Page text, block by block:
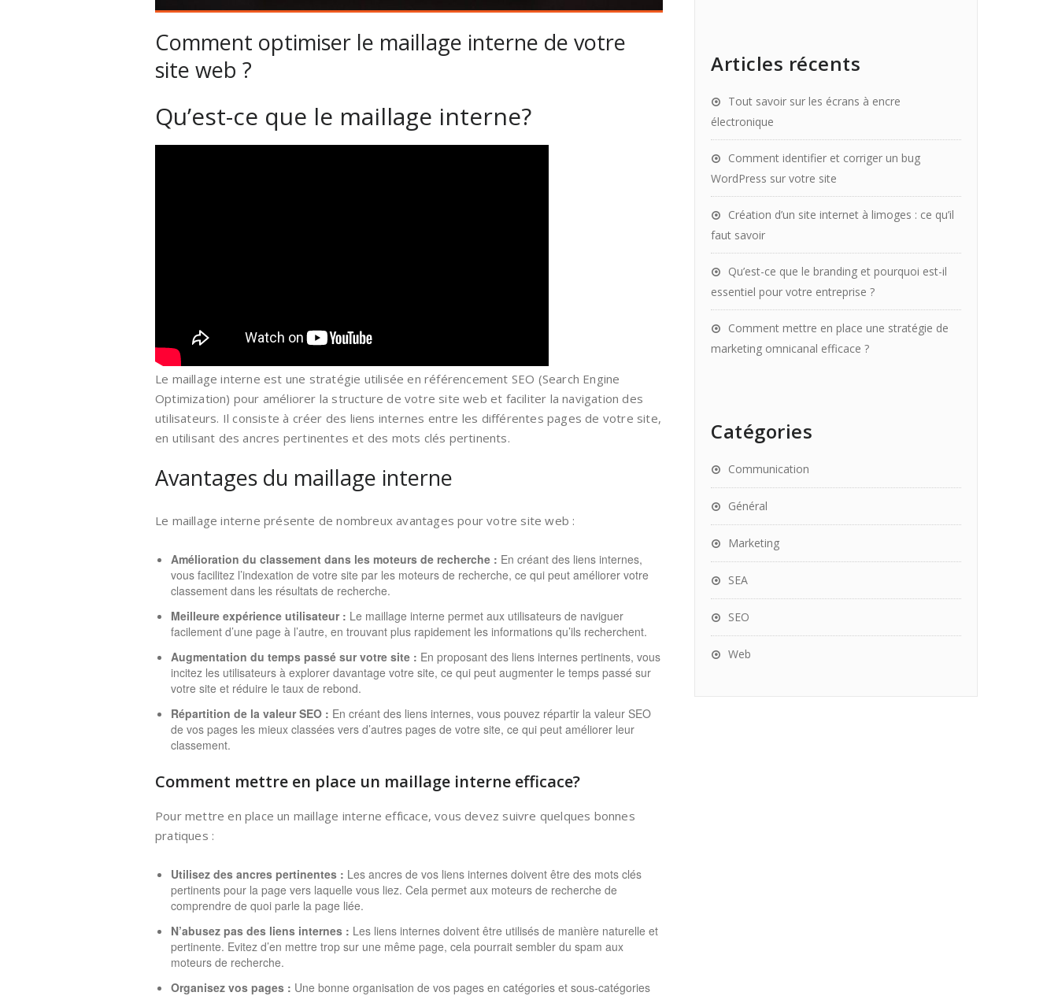
Comment optimiser le maillage interne de votre
site web ?
Qu’est-ce que le maillage interne?
Le maillage interne est une stratégie utilisée en référencement SEO (Search Engine
Optimization) pour améliorer la structure de votre site web et faciliter la navigation des
utilisateurs. Il consiste à créer des liens internes entre les différentes pages de votre site,
en utilisant des ancres pertinentes et des mots clés pertinents.
Avantages du maillage interne
Le maillage interne présente de nombreux avantages pour votre site web :
Amélioration du classement dans les moteurs de recherche : En créant des liens internes,
vous facilitez l’indexation de votre site par les moteurs de recherche, ce qui peut améliorer votre
classement dans les résultats de recherche.
Meilleure expérience utilisateur : Le maillage interne permet aux utilisateurs de naviguer
facilement d’une page à l’autre, en trouvant plus rapidement les informations qu’ils recherchent.
Augmentation du temps passé sur votre site : En proposant des liens internes pertinents, vous
incitez les utilisateurs à explorer davantage votre site, ce qui peut augmenter le temps passé sur
votre site et réduire le taux de rebond.
Répartition de la valeur SEO : En créant des liens internes, vous pouvez répartir la valeur SEO
de vos pages les mieux classées vers d’autres pages de votre site, ce qui peut améliorer leur
classement.
Comment mettre en place un maillage interne efficace?
Pour mettre en place un maillage interne efficace, vous devez suivre quelques bonnes
pratiques :
Utilisez des ancres pertinentes : Les ancres de vos liens internes doivent être des mots clés
pertinents pour la page vers laquelle vous liez. Cela permet aux moteurs de recherche de
comprendre de quoi parle la page liée.
N’abusez pas des liens internes : Les liens internes doivent être utilisés de manière naturelle et
pertinente. Evitez d’en mettre trop sur une même page, cela pourrait sembler du spam aux
moteurs de recherche.
Organisez vos pages : Une bonne organisation de vos pages en catégories et sous-catégories
Articles récents
Tout savoir sur les écrans à encre
électronique
Comment identifier et corriger un bug
WordPress sur votre site
Création d’un site internet à limoges : ce qu’il
faut savoir
Qu’est-ce que le branding et pourquoi est-il
essentiel pour votre entreprise ?
Comment mettre en place une stratégie de
marketing omnicanal efficace ?
Catégories
Communication
Général
Marketing
SEA
SEO
Web